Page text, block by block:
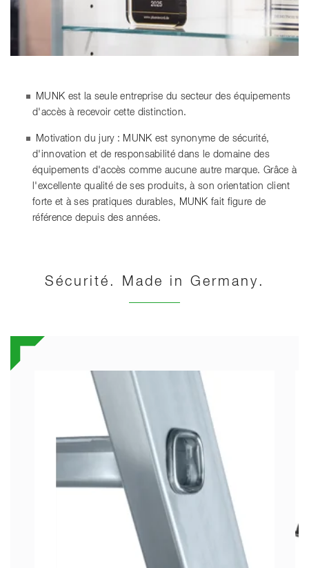
MUNK est la seule entreprise du secteur des équipements
d'accès à recevoir cette distinction.
Motivation du jury : MUNK est synonyme de sécurité,
d'innovation et de responsabilité dans le domaine des
équipements d'accès comme aucune autre marque. Grâce à
l'excellente qualité de ses produits, à son orientation client
forte et à ses pratiques durables, MUNK fait figure de
référence depuis des années.
Sécurité. Made in Germany.